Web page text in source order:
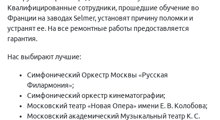
Квалифицированные сотрудники, прошедшие обучение во
Франции на заводах Selmer, установят причину поломки и
устранят ее. На все ремонтные работы предоставляется
гарантия.
Нас выбирают лучшие:
Симфонический Оркестр Москвы «Русская
Филармония»;
Симфонический оркестр кинематографии;
Московский театр «Новая Опера» имени Е. В. Колобова;
Московский академический Музыкальный театр К. С.